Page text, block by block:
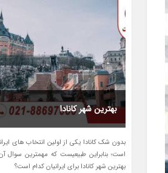
بهترین شهر کانادا
بدون شک کانادا یکی از اولین انتخاب های
است؛ بنابراین طبیعیست که مهمترین سوال
بهترین شهر کانادا برای ایرانیان کدام است؟